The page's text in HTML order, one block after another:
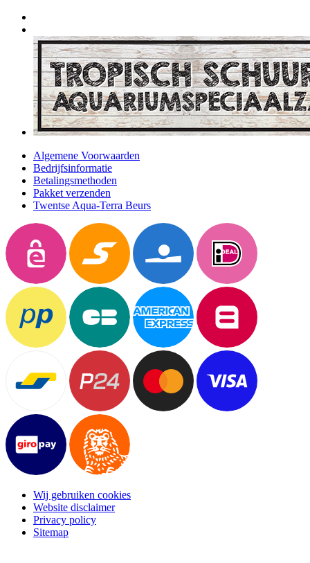
Algemene Voorwaarden
Bedrijfsinformatie
Betalingsmethoden
Pakket verzenden
Twentse Aqua-Terra Beurs
Wij gebruiken cookies
Website disclaimer
Privacy policy
Sitemap